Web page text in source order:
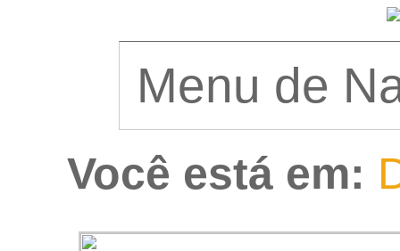
Você está em: